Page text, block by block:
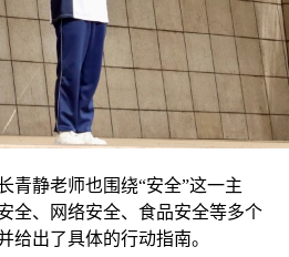
青静老师也围绕“安全”这一主
全、网络安全、食品安全等多个
给出了具体的行动指南。